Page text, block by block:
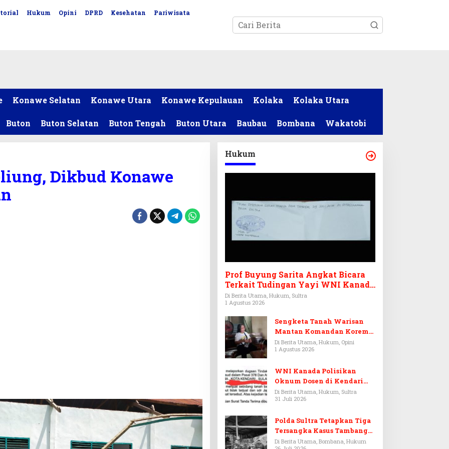
Hukum Opini DPRD Kesehatan Pariwisata
Konawe Selatan Konawe Utara Konawe Kepulauan Kolaka Kolaka Utara
Buton Buton Selatan Buton Tengah Buton Utara Baubau Bombana Wakatobi
Dikbud Konawe
Hukum
Prof Buyung Sarita Angkat Bicara
Terkait Tudingan Yayi WNI Kanada
Ditagih Utang Rp3,6 Miliar
Di Berita Utama, Hukum, Sultra
1 Agustus 2026
Sengketa Tanah Warisan
Mantan Komandan Korem
143/HO, Ketika Warisan
Menjadi Arena Pemerasan
Di Berita Utama, Hukum, Opini
1 Agustus 2026
WNI Kanada Polisikan
Oknum Dosen di Kendari
Terkait Aset Puluhan Miliar
Di Berita Utama, Hukum, Sultra
31 Juli 2026
Polda Sultra Tetapkan Tiga
Tersangka Kasus Tambang
Emas Ilegal di Bombana
Di Berita Utama, Bombana, Hukum